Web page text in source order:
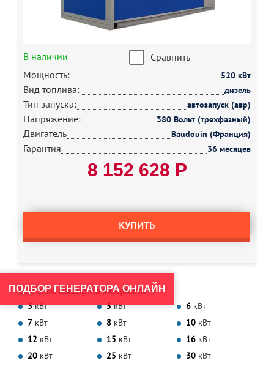
В наличии
Сравнить
Мощность:
520 кВт
Вид топлива: дизель
Тип запуска: автозапуск (авр)
Напряжение: 380 Вольт (трехфазный)
Двигатель Baudouin (Франция)
Гарантия 36 месяцев
8 152 628 Р
КУПИТЬ
Быстрый выбор по мощности
3 кВт 5 кВт 6 кВт
7 кВт 8 кВт 10 кВт
12 кВт 15 кВт 16 кВт
20 кВт 25 кВт 30 кВт
ПОДБОР ГЕНЕРАТОРА ОНЛАЙН